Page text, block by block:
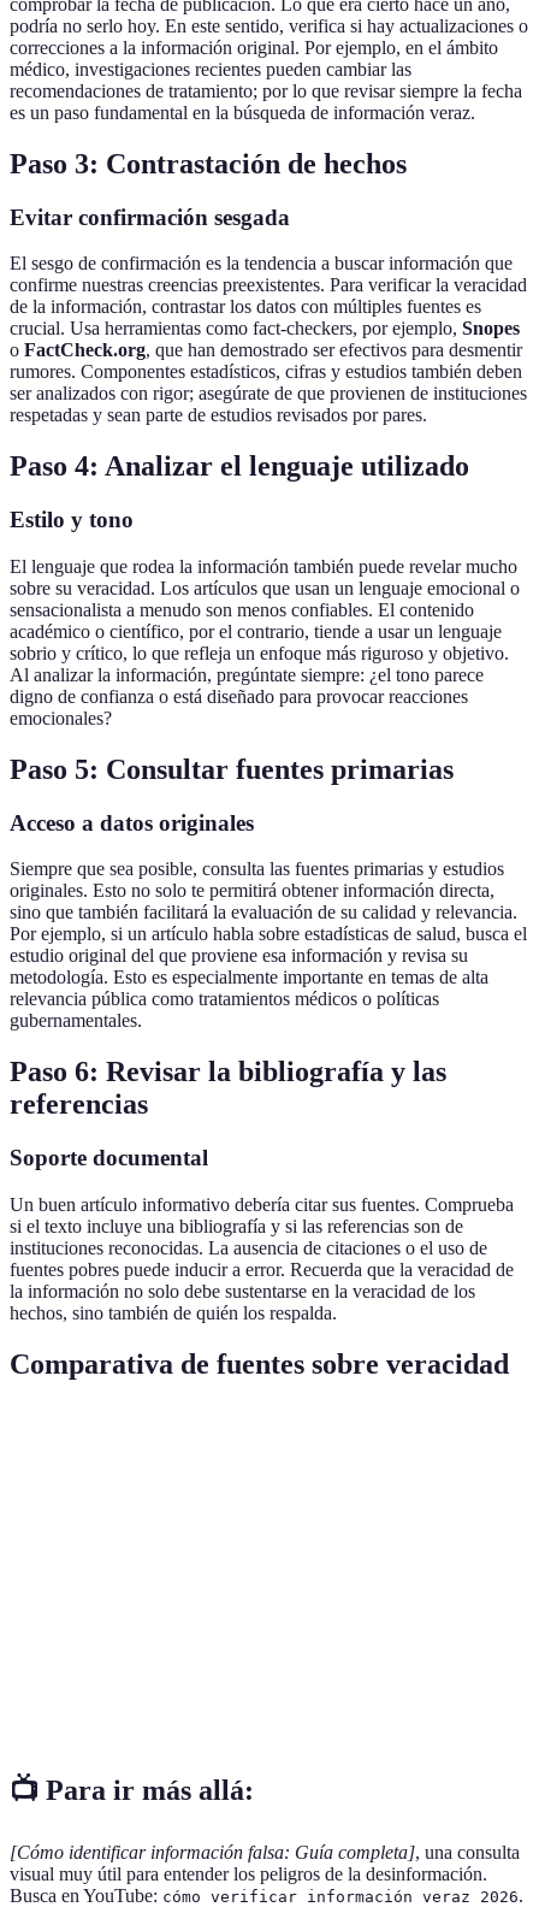
podría no serlo hoy. En este sentido, verifica si hay actualizaciones o
correcciones a la información original. Por ejemplo, en el ámbito
médico, investigaciones recientes pueden cambiar las
recomendaciones de tratamiento; por lo que revisar siempre la fecha
es un paso fundamental en la búsqueda de información veraz.
Paso 3: Contrastación de hechos
Evitar confirmación sesgada
El sesgo de confirmación es la tendencia a buscar información que
confirme nuestras creencias preexistentes. Para verificar la veracidad
de la información, contrastar los datos con múltiples fuentes es
crucial. Usa herramientas como fact-checkers, por ejemplo, Snopes
o FactCheck.org, que han demostrado ser efectivos para desmentir
rumores. Componentes estadísticos, cifras y estudios también deben
ser analizados con rigor; asegúrate de que provienen de instituciones
respetadas y sean parte de estudios revisados por pares.
Paso 4: Analizar el lenguaje utilizado
Estilo y tono
El lenguaje que rodea la información también puede revelar mucho
sobre su veracidad. Los artículos que usan un lenguaje emocional o
sensacionalista a menudo son menos confiables. El contenido
académico o científico, por el contrario, tiende a usar un lenguaje
sobrio y crítico, lo que refleja un enfoque más riguroso y objetivo.
Al analizar la información, pregúntate siempre: ¿el tono parece
digno de confianza o está diseñado para provocar reacciones
emocionales?
Paso 5: Consultar fuentes primarias
Acceso a datos originales
Siempre que sea posible, consulta las fuentes primarias y estudios
originales. Esto no solo te permitirá obtener información directa,
sino que también facilitará la evaluación de su calidad y relevancia.
Por ejemplo, si un artículo habla sobre estadísticas de salud, busca el
estudio original del que proviene esa información y revisa su
metodología. Esto es especialmente importante en temas de alta
relevancia pública como tratamientos médicos o políticas
gubernamentales.
Paso 6: Revisar la bibliografía y las
referencias
Soporte documental
Un buen artículo informativo debería citar sus fuentes. Comprueba
si el texto incluye una bibliografía y si las referencias son de
instituciones reconocidas. La ausencia de citaciones o el uso de
fuentes pobres puede inducir a error. Recuerda que la veracidad de
la información no solo debe sustentarse en la veracidad de los
hechos, sino también de quién los respalda.
Comparativa de fuentes sobre veracidad
📺 Para ir más allá:
[Cómo identificar información falsa: Guía completa], una consulta
visual muy útil para entender los peligros de la desinformación.
Busca en YouTube: cómo verificar información veraz 2026.